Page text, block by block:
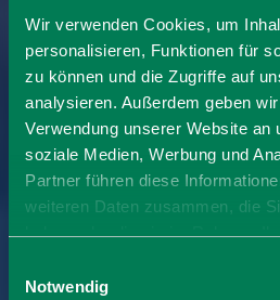
Wir verwenden Cookies, um
personalisieren, Funktionen für
zu können und die Zugriffe auf
analysieren. Außerdem geben
Verwendung unserer Website an
soziale Medien, Werbung und
Partner führen diese
weiteren Daten zusammen, die
haben oder die sie im Rahmen
Cookies, wenn Sie unsere
Notwendig